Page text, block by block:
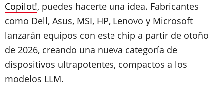
Copilot!, puedes hacerte una idea. Fabricantes
como Dell, Asus, MSI, HP, Lenovo y Microsoft
lanzarán equipos con este chip a partir de otoño
de 2026, creando una nueva categoría de
dispositivos ultrapotentes, compactos a los
modelos LLM.